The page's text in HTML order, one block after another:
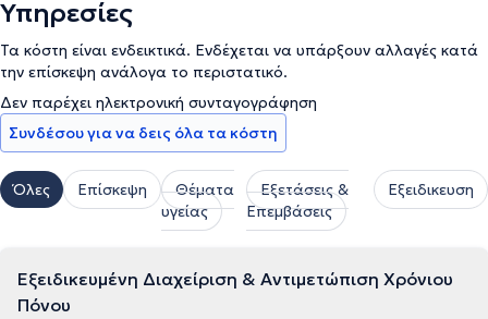
Υπηρεσίες
Τα κόστη είναι ενδεικτικά. Ενδέχεται να υπάρξουν αλλαγές κατά
την επίσκεψη ανάλογα το περιστατικό.
Δεν παρέχει ηλεκτρονική συνταγογράφηση
Συνδέσου για να δεις όλα τα κόστη
Όλες Επίσκεψη
Θέματα
υγείας
Εξετάσεις &
Επεμβάσεις
Εξειδικευση
Εξειδικευμένη Διαχείριση & Αντιμετώπιση Χρόνιου
Πόνου